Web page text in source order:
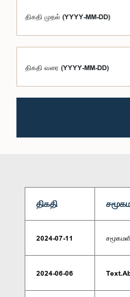
திகதி முதல் (YYYY-MM-DD)
திகதி வரை (YYYY-MM-DD)
திகதி
2024-07-11
2024-06-06